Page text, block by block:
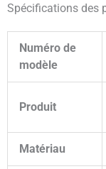
Spécifications des
Numéro de
modèle
Produit
Matériau